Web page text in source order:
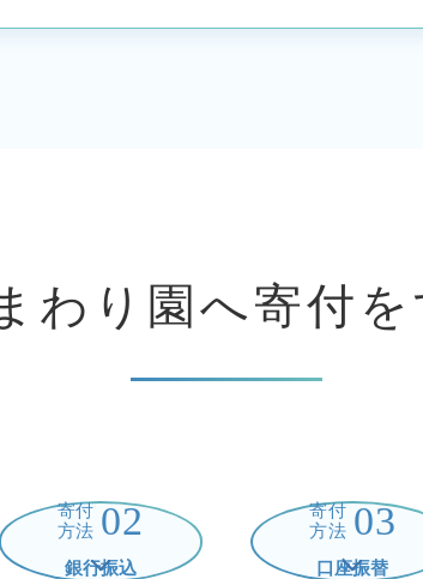
わり園へ寄付を
寄付
方法 02
銀行振込
寄付
方法 03
口座振替